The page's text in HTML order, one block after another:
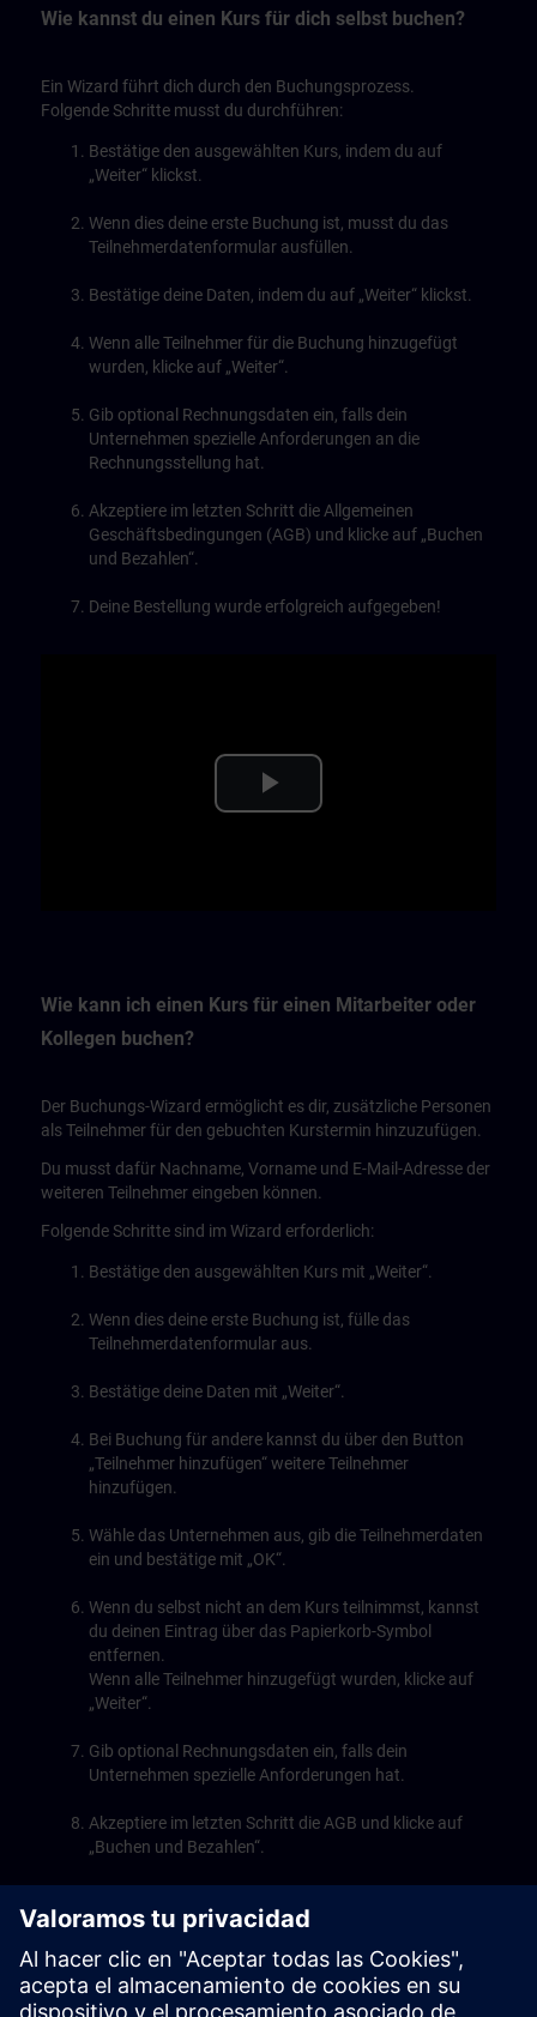
Wie kannst du einen Kurs für dich selbst buchen?
Ein Wizard führt dich durch den Buchungsprozess.
Folgende Schritte musst du durchführen:
Bestätige den ausgewählten Kurs, indem du auf
„Weiter“ klickst.
Wenn dies deine erste Buchung ist, musst du das
Teilnehmerdatenformular ausfüllen.
Bestätige deine Daten, indem du auf „Weiter“ klickst.
Wenn alle Teilnehmer für die Buchung hinzugefügt
wurden, klicke auf „Weiter“.
Gib optional Rechnungsdaten ein, falls dein
Unternehmen spezielle Anforderungen an die
Rechnungsstellung hat.
Akzeptiere im letzten Schritt die Allgemeinen
Geschäftsbedingungen (AGB) und klicke auf „Buchen
und Bezahlen“.
Deine Bestellung wurde erfolgreich aufgegeben!
Play
Wie kann ich einen Kurs für einen Mitarbeiter oder
Kollegen buchen?
Der Buchungs-Wizard ermöglicht es dir, zusätzliche Personen
als Teilnehmer für den gebuchten Kurstermin hinzuzufügen.
Du musst dafür Nachname, Vorname und E-Mail-Adresse der
weiteren Teilnehmer eingeben können.
Folgende Schritte sind im Wizard erforderlich:
Bestätige den ausgewählten Kurs mit „Weiter“.
Wenn dies deine erste Buchung ist, fülle das
Teilnehmerdatenformular aus.
Bestätige deine Daten mit „Weiter“.
Bei Buchung für andere kannst du über den Button
„Teilnehmer hinzufügen“ weitere Teilnehmer
hinzufügen.
Wähle das Unternehmen aus, gib die Teilnehmerdaten
ein und bestätige mit „OK“.
Wenn du selbst nicht an dem Kurs teilnimmst, kannst
du deinen Eintrag über das Papierkorb-Symbol
entfernen.
Wenn alle Teilnehmer hinzugefügt wurden, klicke auf
„Weiter“.
Gib optional Rechnungsdaten ein, falls dein
Unternehmen spezielle Anforderungen hat.
Akzeptiere im letzten Schritt die AGB und klicke auf
„Buchen und Bezahlen“.